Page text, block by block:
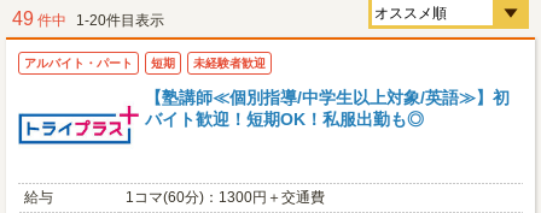
49 件中 1-20件目表示
アルバイト・パート 短期 未経験者歓迎
【塾講師≪個別指導/中学生以上対象/英語≫】初
バイト歓迎！短期OK！私服出勤も◎
給与
1コマ(60分)：1300円＋交通費